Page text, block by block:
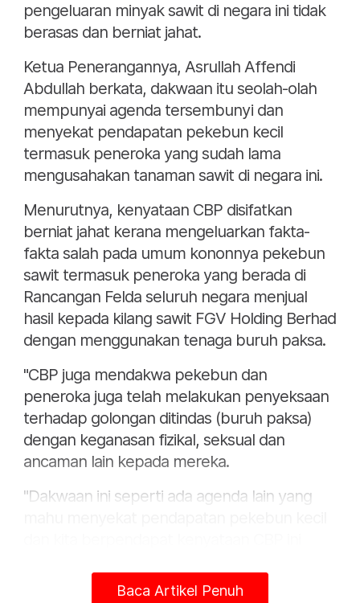
pengeluaran minyak sawit di negara ini tidak
berasas dan berniat jahat.
Ketua Penerangannya, Asrullah Affendi
Abdullah berkata, dakwaan itu seolah-olah
mempunyai agenda tersembunyi dan
menyekat pendapatan pekebun kecil
termasuk peneroka yang sudah lama
mengusahakan tanaman sawit di negara ini.
Menurutnya, kenyataan CBP disifatkan
berniat jahat kerana mengeluarkan fakta-
fakta salah pada umum kononnya pekebun
sawit termasuk peneroka yang berada di
Rancangan Felda seluruh negara menjual
hasil kepada kilang sawit FGV Holding Berhad
dengan menggunakan tenaga buruh paksa.
"CBP juga mendakwa pekebun dan
peneroka juga telah melakukan penyeksaan
terhadap golongan ditindas (buruh paksa)
dengan keganasan fizikal, seksual dan
ancaman lain kepada mereka.
"Dakwaan ini seperti ada agenda lain yang
dalam satu kenyataan hari ini.
Baca Artikel Penuh